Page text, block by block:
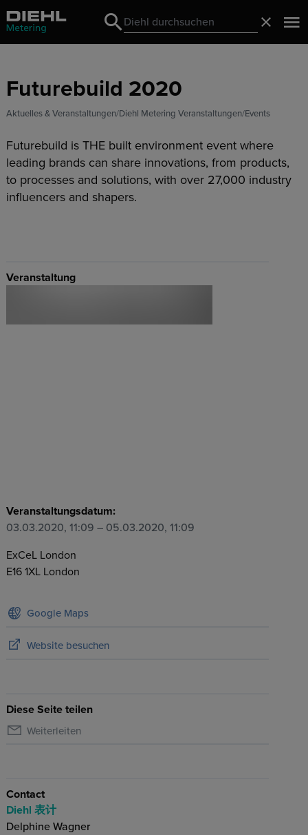
Search
Search
Futurebuild 2020
Aktuelles & Veranstaltungen Diehl Metering Veranstaltungen Events
Futurebuild is THE built environment event where
leading brands can share innovations, from products,
to processes and solutions, with over 27,000 industry
influencers and shapers.
Veranstaltung
Veranstaltungsdatum:
03.03.2020, 11:09 – 05.03.2020, 11:09
ExCeL London
E16 1XL London
Google Maps
Website besuchen
Diese Seite teilen
Weiterleiten
Contact
Diehl 表计
Delphine Wagner